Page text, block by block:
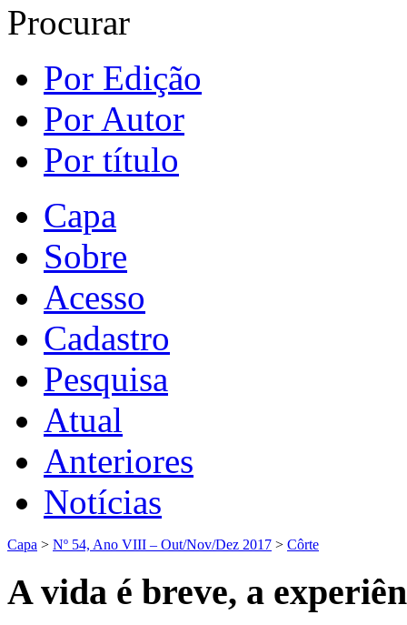
Procurar
Por Edição
Por Autor
Por título
Capa
Sobre
Acesso
Cadastro
Pesquisa
Atual
Anteriores
Notícias
Capa > Nº 54, Ano VIII – Out/Nov/Dez 2017 > Côrte
A vida é breve, a